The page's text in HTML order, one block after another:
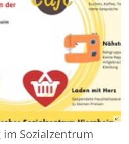
(c)
Sozialzentrum